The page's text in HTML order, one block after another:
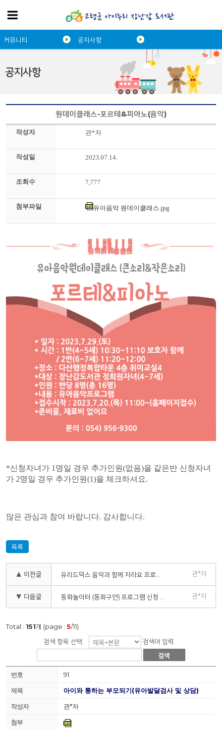
공지사항
커뮤니티 공지사항
원데이클래스-포르테&피아노(음악)
작성자 관*자
작성일 2023.07.14.
조회수 7,777
첨부파일 유아음악 원데이클래스.jpg
*신청자녀가 1명일 경우 추가인원(없음)을 같은반 신청자녀
가 2명일 경우 추가인원(1)을 체크하셔요.
많은 관심과 참여 바랍니다. 감사합니다.
목록
▲ 이전글 관*자
▼ 다음글 관*자
Total : 151개 (page : 5/11)
검색 항목 선택
검색어 입력
검색
91
아이와 통하는 부모되기(유아발달검사 및 상담)
관*자